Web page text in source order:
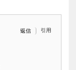
返信 引用